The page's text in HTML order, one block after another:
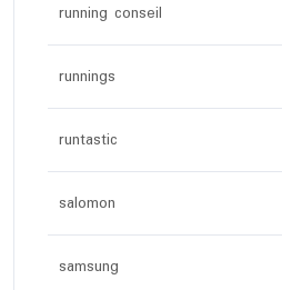
running conseil
runnings
runtastic
salomon
samsung